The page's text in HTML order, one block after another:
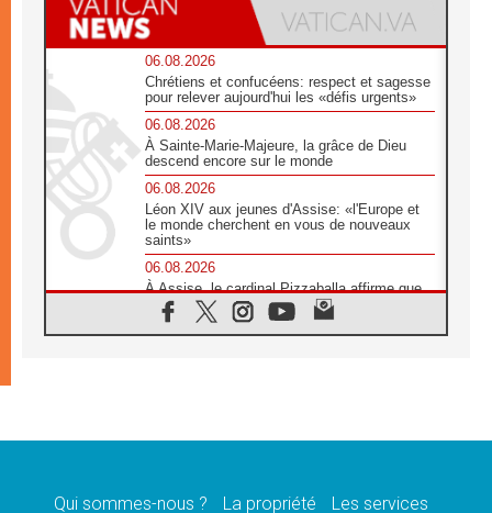
06.08.2026
Chrétiens et confucéens: respect et sagesse
pour relever aujourd'hui les «défis urgents»
06.08.2026
À Sainte-Marie-Majeure, la grâce de Dieu
descend encore sur le monde
06.08.2026
Léon XIV aux jeunes d'Assise: «l'Europe et
le monde cherchent en vous de nouveaux
saints»
06.08.2026
À Assise, le cardinal Pizzaballa affirme que
«les chrétiens veulent la paix»
06.08.2026
message de paix et de dignité humaine»
Qui sommes-nous ? La propriété Les services